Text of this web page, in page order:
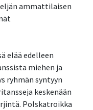
ammattilaisen
elää edelleen
miehen ja
ryhmän syntyyn
keskenään
Polskatroikka